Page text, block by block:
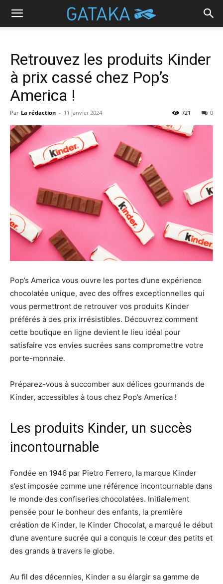
Retrouvez les produits Kinder
à prix cassé chez Pop’s
America !
Par La rédaction - 11 janvier 2024 0
721
Pop’s America vous ouvre les portes d’une expérience
chocolatée unique, avec des offres exceptionnelles qui
vous permettront de retrouver vos produits Kinder
préférés à des prix irrésistibles. Découvrez comment
cette boutique en ligne devient le lieu idéal pour
satisfaire vos envies sucrées sans compromettre votre
porte-monnaie.
Préparez-vous à succomber aux délices gourmands de
Kinder, accessibles à tous chez Pop’s America !
Les produits Kinder, un succès
incontournable
Fondée en 1946 par Pietro Ferrero, la marque Kinder
s’est imposée comme une référence incontournable dans
le monde des confiseries chocolatées. Initialement
pensée pour le bonheur des enfants, la première
création de Kinder, le Kinder Chocolat, a marqué le début
d’une aventure sucrée qui a conquis le cœur des petits et
des grands à travers le globe.
Au fil des décennies, Kinder a su élargir sa gamme de